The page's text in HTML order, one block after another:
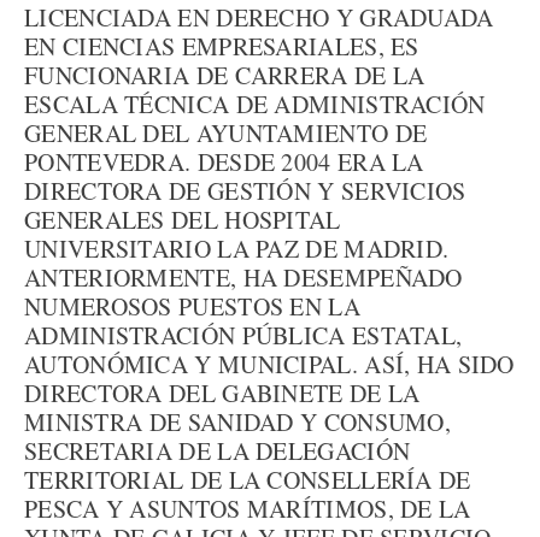
LICENCIADA EN DERECHO Y GRADUADA
EN CIENCIAS EMPRESARIALES, ES
FUNCIONARIA DE CARRERA DE LA
ESCALA TÉCNICA DE ADMINISTRACIÓN
GENERAL DEL AYUNTAMIENTO DE
PONTEVEDRA. DESDE 2004 ERA LA
DIRECTORA DE GESTIÓN Y SERVICIOS
GENERALES DEL HOSPITAL
UNIVERSITARIO LA PAZ DE MADRID.
ANTERIORMENTE, HA DESEMPEÑADO
NUMEROSOS PUESTOS EN LA
ADMINISTRACIÓN PÚBLICA ESTATAL,
AUTONÓMICA Y MUNICIPAL. ASÍ, HA SIDO
DIRECTORA DEL GABINETE DE LA
MINISTRA DE SANIDAD Y CONSUMO,
SECRETARIA DE LA DELEGACIÓN
TERRITORIAL DE LA CONSELLERÍA DE
PESCA Y ASUNTOS MARÍTIMOS, DE LA